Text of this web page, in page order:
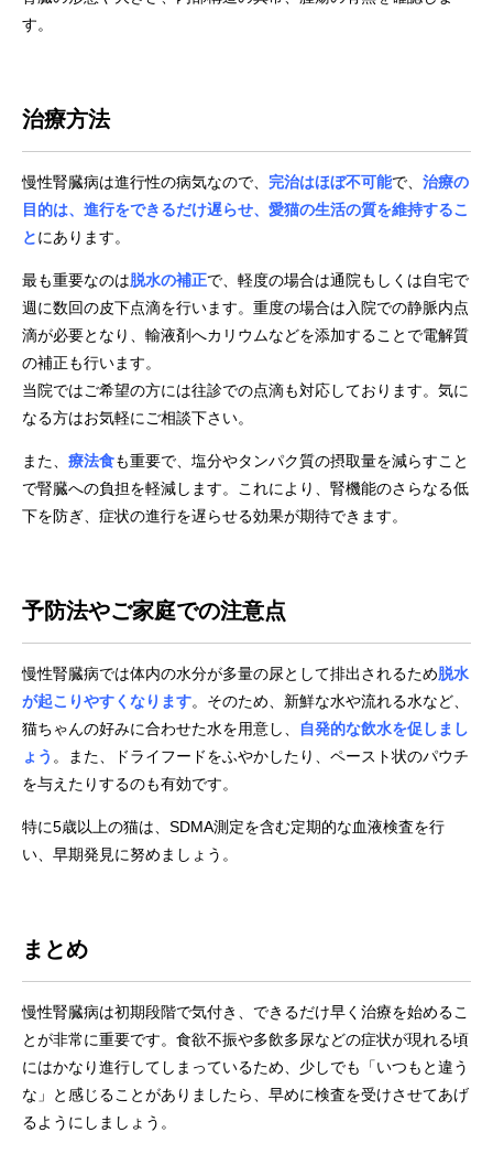
す。
治療方法
慢性腎臓病は進行性の病気なので、 完治はほぼ不可能で、 治療の
目的は、進行をできるだけ遅らせ、愛猫の生活の質を維持するこ
とにあります。
最も重要なのは脱水の補正で、軽度の場合は通院もしくは自宅で
週に数回の皮下点滴を行います。重度の場合は入院での静脈内点
滴が必要となり、輸液剤へカリウムなどを添加することで電解質
の補正も行います。
当院ではご希望の方には往診での点滴も対応しております。気に
なる方はお気軽にご相談下さい。
また、 療法食も重要で、塩分やタンパク質の摂取量を減らすこと
で腎臓への負担を軽減します。これにより、腎機能のさらなる低
下を防ぎ、症状の進行を遅らせる効果が期待できます。
予防法やご家庭での注意点
慢性腎臓病では体内の水分が多量の尿として排出されるため脱水
が起こりやすくなります。そのため、新鮮な水や流れる水など、
猫ちゃんの好みに合わせた水を用意し、
自発的な飲水を促しまし
ょう 。また、ドライフードをふやかしたり、ペースト状のパウチ
を与えたりするのも有効です。
特に5歳以上の猫は、SDMA測定を含む定期的な血液検査を行
い、早期発見に努めましょう。
まとめ
慢性腎臓病は初期段階で気付き、できるだけ早く治療を始めるこ
とが非常に重要です。食欲不振や多飲多尿などの症状が現れる頃
にはかなり進行してしまっているため、少しでも「いつもと違う
な」と感じることがありましたら、早めに検査を受けさせてあげ
るようにしましょう。